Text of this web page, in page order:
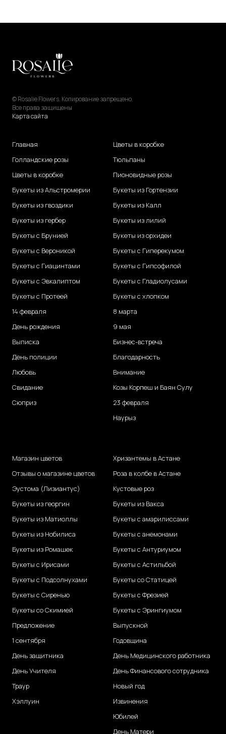
© Rosalie Flowers. Копирование запрещено.
Все права защищены
Карта сайта
Главная
Голландские розы
Цветы в коробке
Букеты из Альстромерии
Букеты из гвоздики
Букеты из гербер
Букеты с Брунией
Букеты с Вероникой
Букеты с Гиацинтами
Букеты с Эвкалиптом
Букеты с Протеей
14 февраля
День рождения
Выписка
День полиции
Любовь
Свидание
Сюприз
Цветы в коробке
Тюльпаны
Пионовидные розы
Букеты из Гортензии
Букеты из Калл
Букеты из лилий
Букеты из орхидеи
Букеты с Гиперекумом
Букеты с Гипсофилой
Букеты с Гладиолусами
Букеты с хлопком
8 марта
9 мая
Бизнес-встреча
Благодарность
Внимание
Козы Корпеш и Баян Сулу
23 февраля
Наурыз
Магазин цветов
Отзывы о магазине цветов
Эустома (Лизиантус)
Букеты из георгин
Букеты из Матиоллы
Букеты из Нобилиса
Букеты из Ромашек
Букеты с Ирисами
Букеты с Подсолнухами
Букеты с Сиренью
Букеты со Скимией
Предложение
1 сентября
День защитника
День Учителя
Траур
Хэллуин
Хризантемы в Астане
Роза в колбе в Астане
Кустовые роз
Букеты из Вакса
Букеты с амарилиссами
Букеты с анемонами
Букеты с Антуриумом
Букеты с Астильбой
Букеты со Статицей
Букеты с Фрезией
Букеты с Эрингиумом
Выпускной
Годовщина
День Медицинского работника
День Финансового сотрудника
Новый год
Извинения
Юбилей
День Матери